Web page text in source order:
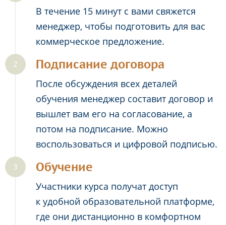
В течение 15 минут с вами свяжется
менеджер, чтобы подготовить для вас
коммерческое предложение.
Подписание договора
После обсуждения всех деталей
обучения менеджер составит договор и
вышлет вам его на согласование, а
потом на подписание. Можно
воспользоваться и цифровой подписью.
Обучение
Участники курса получат доступ
к удобной образовательной платформе,
где они дистанционно в комфортном